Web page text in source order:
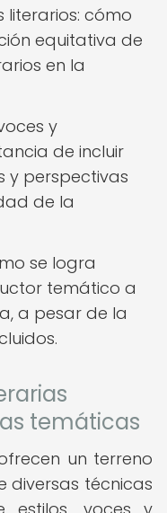
literarios: cómo
equitativa de
en la
y
de incluir
y perspectivas
de la
se logra
temático a
a pesar de la
temáticas
un terreno
diversas técnicas